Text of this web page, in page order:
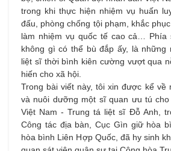
trong khi thực hiện nhiệm vụ huấn
đấu, phòng chống tội phạm, khắc
làm nhiệm vụ quốc tế cao cả… Phía
không gì có thể bù đắp ấy, là
liệt sĩ thời bình kiên cường vượt qua
hiến cho xã hội.
Trong bài viết này, tôi xin được kể về
và nuôi dưỡng một sĩ quan ưu tú
Việt Nam - Trung tá liệt sĩ Đỗ Anh,
Công tác địa bàn, Cục Gìn giữ hòa
hòa bình Liên Hợp Quốc, đã hy sinh